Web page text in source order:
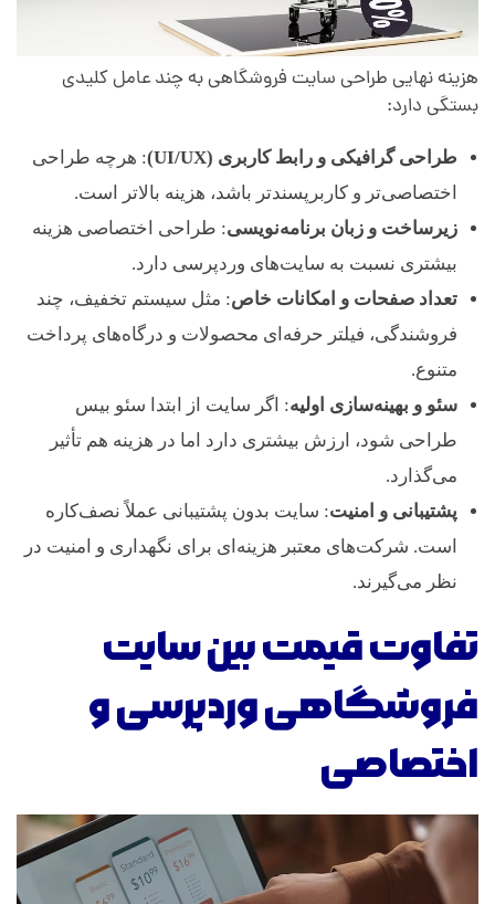
هزینه نهایی طراحی سایت فروشگاهی به چند عامل کلیدی
بستگی دارد:
طراحی گرافیکی و رابط کاربری (UI/UX)
: هرچه طراحی
اختصاصی‌تر و کاربرپسندتر باشد، هزینه بالاتر است.
زیرساخت و زبان برنامه‌نویسی: طراحی اختصاصی هزینه
بیشتری نسبت به سایت‌های وردپرسی دارد.
تعداد صفحات و امکانات خاص: مثل سیستم تخفیف، چند
فروشندگی، فیلتر حرفه‌ای محصولات و درگاه‌های پرداخت
متنوع.
سئو و بهینه‌سازی اولیه: اگر سایت از ابتدا سئو بیس
طراحی شود، ارزش بیشتری دارد اما در هزینه هم تأثیر
می‌گذارد.
پشتیبانی و امنیت: سایت بدون پشتیبانی عملاً نصف‌کاره
است. شرکت‌های معتبر هزینه‌ای برای نگهداری و امنیت در
نظر می‌گیرند.
تفاوت قیمت بین سایت
فروشگاهی وردپرسی و
اختصاصی